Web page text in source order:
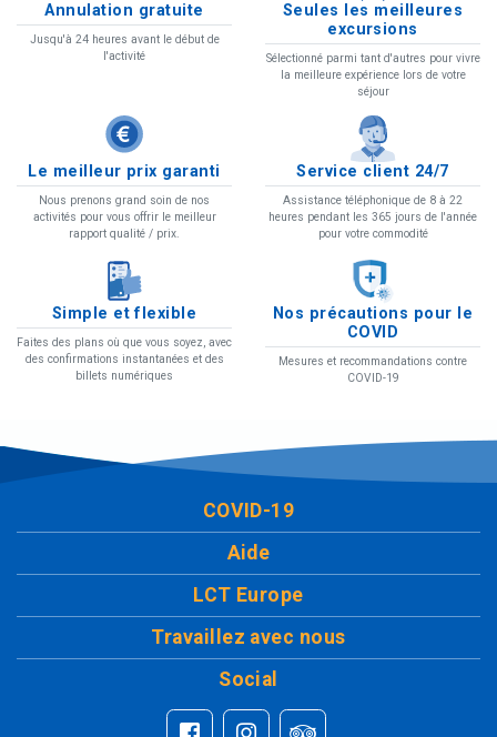
Annulation gratuite
Jusqu'à 24 heures avant le début de
l'activité
Seules les meilleures
excursions
Sélectionné parmi tant d'autres pour vivre
la meilleure expérience lors de votre
séjour
Le meilleur prix garanti
Nous prenons grand soin de nos
activités pour vous offrir le meilleur
rapport qualité / prix.
Service client 24/7
Assistance téléphonique de 8 à 22
heures pendant les 365 jours de l'année
pour votre commodité
Simple et flexible
Faites des plans où que vous soyez, avec
des confirmations instantanées et des
billets numériques
Nos précautions pour le
COVID
Mesures et recommandations contre
COVID-19
COVID-19
Aide
LCT Europe
Travaillez avec nous
Social